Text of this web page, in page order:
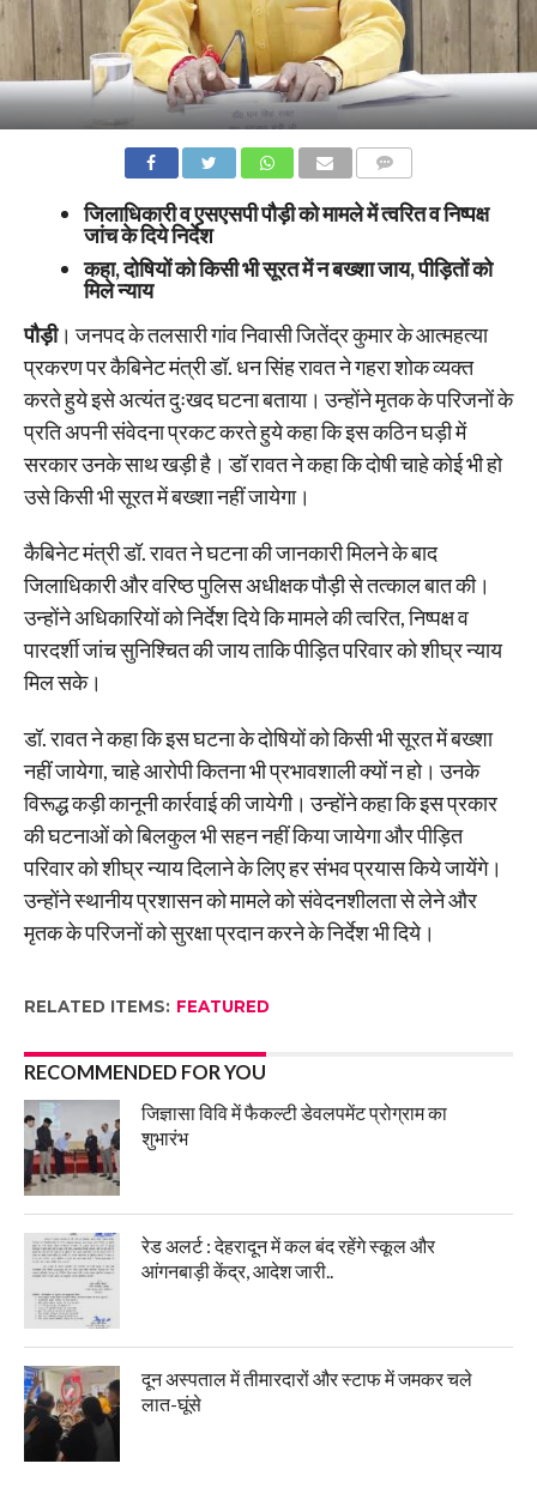
जिलाधिकारी व एसएसपी पौड़ी को मामले में त्वरित व निष्पक्ष
जांच के दिये निर्देश
कहा, दोषियों को किसी भी सूरत में न बख्शा जाय, पीड़ितों को
मिले न्याय
पौड़ी। जनपद के तलसारी गांव निवासी जितेंद्र कुमार के आत्महत्या
प्रकरण पर कैबिनेट मंत्री डॉ. धन सिंह रावत ने गहरा शोक व्यक्त
करते हुये इसे अत्यंत दुःखद घटना बताया। उन्होंने मृतक के परिजनों के
प्रति अपनी संवेदना प्रकट करते हुये कहा कि इस कठिन घड़ी में
सरकार उनके साथ खड़ी है। डॉ रावत ने कहा कि दोषी चाहे कोई भी हो
उसे किसी भी सूरत में बख्शा नहीं जायेगा।
कैबिनेट मंत्री डॉ. रावत ने घटना की जानकारी मिलने के बाद
जिलाधिकारी और वरिष्ठ पुलिस अधीक्षक पौड़ी से तत्काल बात की।
उन्होंने अधिकारियों को निर्देश दिये कि मामले की त्वरित, निष्पक्ष व
पारदर्शी जांच सुनिश्चित की जाय ताकि पीड़ित परिवार को शीघ्र न्याय
मिल सके।
डॉ. रावत ने कहा कि इस घटना के दोषियों को किसी भी सूरत में बख्शा
नहीं जायेगा, चाहे आरोपी कितना भी प्रभावशाली क्यों न हो। उनके
विरूद्ध कड़ी कानूनी कार्रवाई की जायेगी। उन्होंने कहा कि इस प्रकार
की घटनाओं को बिलकुल भी सहन नहीं किया जायेगा और पीड़ित
परिवार को शीघ्र न्याय दिलाने के लिए हर संभव प्रयास किये जायेंगे।
उन्होंने स्थानीय प्रशासन को मामले को संवेदनशीलता से लेने और
मृतक के परिजनों को सुरक्षा प्रदान करने के निर्देश भी दिये।
RELATED ITEMS: FEATURED
RECOMMENDED FOR YOU
जिज्ञासा विवि में फैकल्टी डेवलपमेंट प्रोग्राम का
शुभारंभ
रेड अलर्ट : देहरादून में कल बंद रहेंगे स्कूल और
आंगनबाड़ी केंद्र, आदेश जारी..
दून अस्पताल में तीमारदारों और स्टाफ में जमकर चले
लात-घूंसे